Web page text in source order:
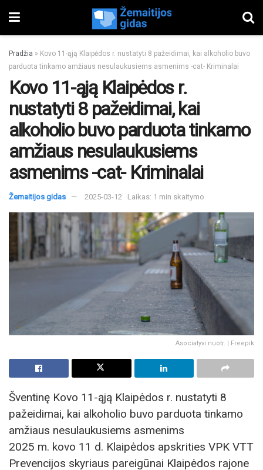
Pradžia » Kovo 11-ąją Klaipėdos r. nustatyti 8 pažeidimai, kai alkoholio buvo
parduota tinkamo amžiaus nesulaukusiems asmenims -cat- Kriminalai
Kovo 11-ąją Klaipėdos r.
nustatyti 8 pažeidimai, kai
alkoholio buvo parduota tinkamo
amžiaus nesulaukusiems
asmenims -cat- Kriminalai
Žemaitijos gidas 2025-03-12 Laikas: 1 min skaitymo
Asociatyvi nuotr. | Freepik
Šventinę Kovo 11-ąją Klaipėdos r. nustatyti 8
pažeidimai, kai alkoholio buvo parduota tinkamo
amžiaus nesulaukusiems asmenims
2025 m. kovo 11 d. Klaipėdos apskrities VPK VTT
Prevencijos skyriaus pareigūnai Klaipėdos rajone